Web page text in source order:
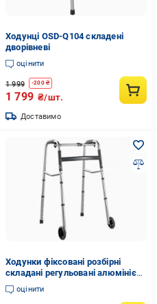
Ходунці OSD-Q104 складені
дворівневі
оцінити
1 999 -200₴
1 799 ₴/шт.
Доставимо
Ходунки фіксовані розбірні
складані регульовані алюмінієві
з передніми колесами 5" (OSD-
Q5F)
оцінити